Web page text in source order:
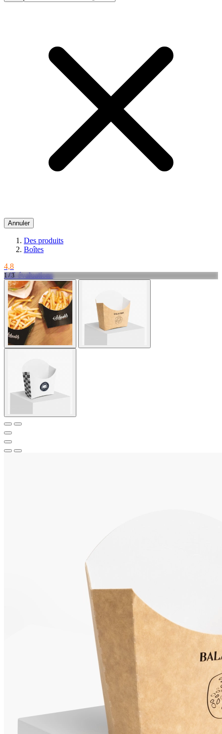
Annuler
Des produits
Boîtes
4,8
145 évaluations
1 / 3